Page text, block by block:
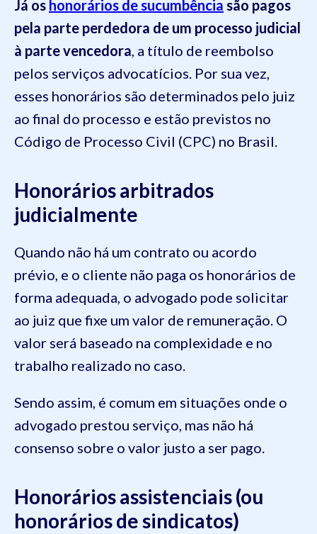
Já os honorários de sucumbência são pagos
pela parte perdedora de um processo judicial
à parte vencedora, a título de reembolso
pelos serviços advocatícios. Por sua vez,
esses honorários são determinados pelo juiz
ao final do processo e estão previstos no
Código de Processo Civil (CPC) no Brasil.
Honorários arbitrados
judicialmente
Quando não há um contrato ou acordo
prévio, e o cliente não paga os honorários de
forma adequada, o advogado pode solicitar
ao juiz que fixe um valor de remuneração. O
valor será baseado na complexidade e no
trabalho realizado no caso.
Sendo assim, é comum em situações onde o
advogado prestou serviço, mas não há
consenso sobre o valor justo a ser pago.
Honorários assistenciais (ou
honorários de sindicatos)